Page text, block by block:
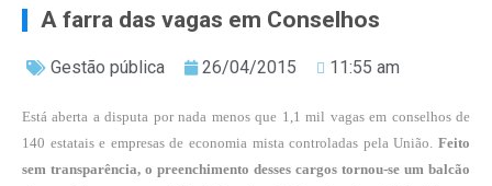
A farra das vagas em Conselhos
Gestão pública 26/04/2015 11:55 am
Está aberta a disputa por nada menos que 1,1 mil vagas em conselhos de
140 estatais e empresas de economia mista controladas pela União. Feito
sem transparência, o preenchimento desses cargos tornou-se um balcão